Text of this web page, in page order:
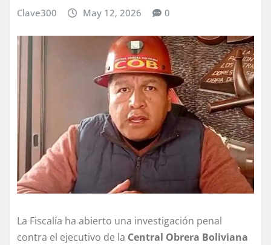
Clave300 May 12, 2026 0
La Fiscalía ha abierto una investigación penal
contra el ejecutivo de la Central Obrera Boliviana